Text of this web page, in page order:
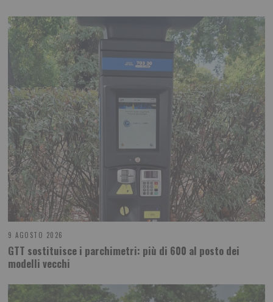
9 AGOSTO 2026
GTT sostituisce i parchimetri: più di 600 al posto dei
modelli vecchi